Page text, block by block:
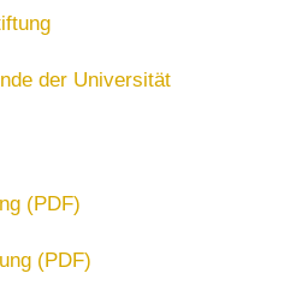
der Universität
(PDF)
(PDF)